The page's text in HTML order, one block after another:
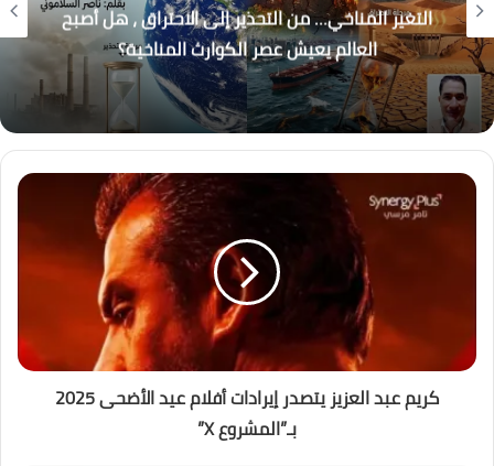
التغير المناخي… من التحذير إلى الاحتراق ، هل أصبح
العالم يعيش عصر الكوارث المناخية؟
كريم عبد العزيز يتصدر إيرادات أفلام عيد الأضحى 2025
بـ”المشروع X”